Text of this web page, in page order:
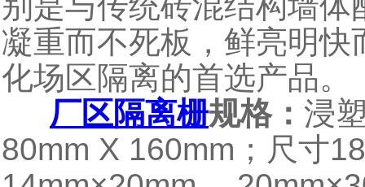
凝重而不死板，鲜亮明
化场区隔离的首选产品。
厂区隔离栅规格： 浸
80mm X 160mm ；尺寸